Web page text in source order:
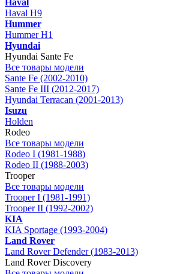
Haval
Haval H9
Hummer
Hummer H1
Hyundai
Hyundai Sante Fe
Все товары модели
Sante Fe (2002-2010)
Sante Fe III (2012-2017)
Hyundai Terracan (2001-2013)
Isuzu
Holden
Rodeo
Все товары модели
Rodeo I (1981-1988)
Rodeo II (1988-2003)
Trooper
Все товары модели
Trooper I (1981-1991)
Trooper II (1992-2002)
KIA
KIA Sportage (1993-2004)
Land Rover
Land Rover Defender (1983-2013)
Land Rover Discovery